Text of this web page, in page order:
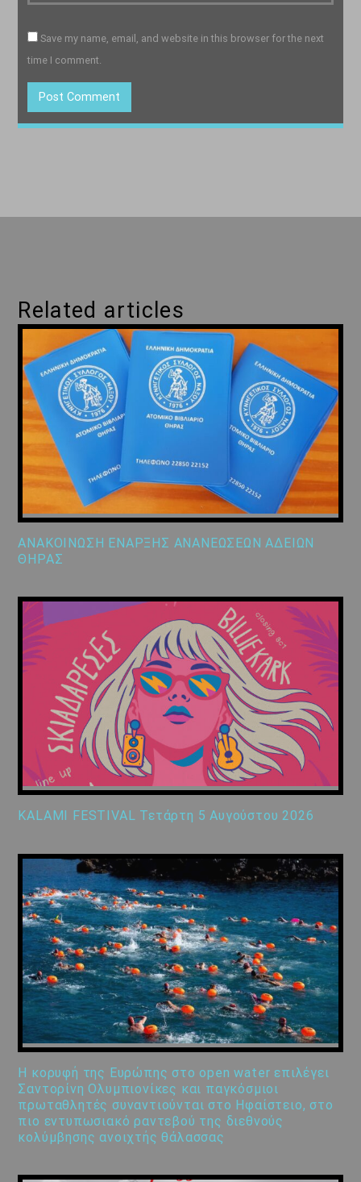
Save my name, email, and website in this browser for the next
time I comment.
Related articles
ΑΝΑΚΟΙΝΩΣΗ ΕΝΑΡΞΗΣ ΑΝΑΝΕΩΣΕΩΝ ΑΔΕΙΩΝ
ΘΗΡΑΣ
KALAMI FESTIVAL Τετάρτη 5 Αυγούστου 2026
Η κορυφή της Ευρώπης στο open water επιλέγει
Σαντορίνη Ολυμπιονίκες και παγκόσμιοι
πρωταθλητές συναντιούνται στο Ηφαίστειο, στο
πιο εντυπωσιακό ραντεβού της διεθνούς
κολύμβησης ανοιχτής θάλασσας